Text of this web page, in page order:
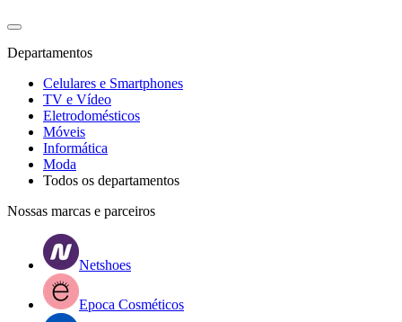
Departamentos
Celulares e Smartphones
TV e Vídeo
Eletrodomésticos
Móveis
Informática
Moda
Todos os departamentos
Nossas marcas e parceiros
Netshoes
Epoca Cosméticos